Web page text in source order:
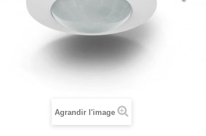
Agrandir l'image